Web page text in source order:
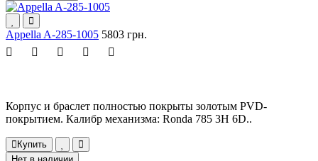
Appella A-285-1005 5803 грн.
Корпус и браслет полностью покрыты золотым PVD-
покрытием. Калибр механизма: Ronda 785 3H 6D..
Купить